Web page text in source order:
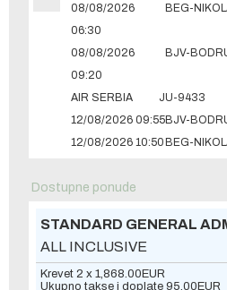
08/08/2026
06:30
BEG-
08/08/2026
09:20
BJV-
AIR SERBIA
JU-9433
12/08/2026 09:55BJV-
12/08/2026 10:50BEG-
Dostupne ponude
STANDARD GENERAL
ALL INCLUSIVE
Krevet 2 x 1,868.00EUR
Ukupno takse i doplate 95.00EUR